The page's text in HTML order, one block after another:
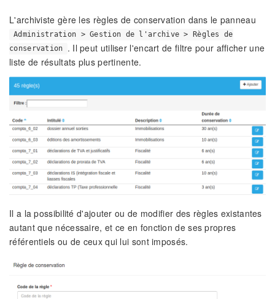
L'archiviste gère les règles de conservation dans le panneau
Administration > Gestion de l'archive > Règles de
conservation
. Il peut utiliser l'encart de filtre pour afficher une
liste de résultats plus pertinente.
Il a la possibilité d'ajouter ou de modifier des règles existantes
autant que nécessaire, et ce en fonction de ses propres
référentiels ou de ceux qui lui sont imposés.